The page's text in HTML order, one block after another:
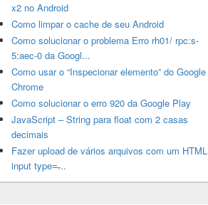
x2 no Android
Como limpar o cache de seu Android
Como solucionar o problema Erro rh01/ rpc:s-
5:aec-0 da Googl...
Como usar o “Inspecionar elemento” do Google
Chrome
Como solucionar o erro 920 da Google Play
JavaScript – String para float com 2 casas
decimais
Fazer upload de vários arquivos com um HTML
input type=̶...